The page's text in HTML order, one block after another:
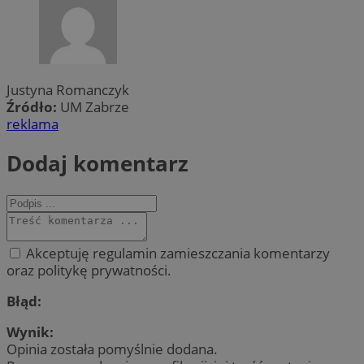
Justyna Romanczyk
Źródło: UM Zabrze
reklama
Dodaj komentarz
Akceptuję regulamin zamieszczania komentarzy
oraz politykę prywatności.
Błąd:
Wynik:
Opinia została pomyślnie dodana.